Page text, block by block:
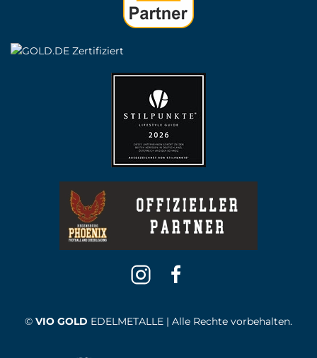
© VIO GOLD EDELMETALLE | Alle Rechte vorbehalten.